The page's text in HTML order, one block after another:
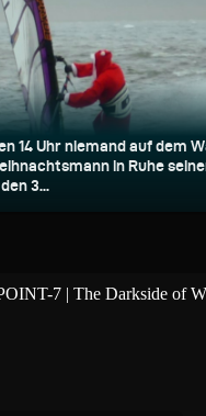
14 Uhr niemand auf dem
in Ruhe
3...